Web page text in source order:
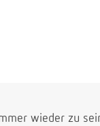
wieder zu